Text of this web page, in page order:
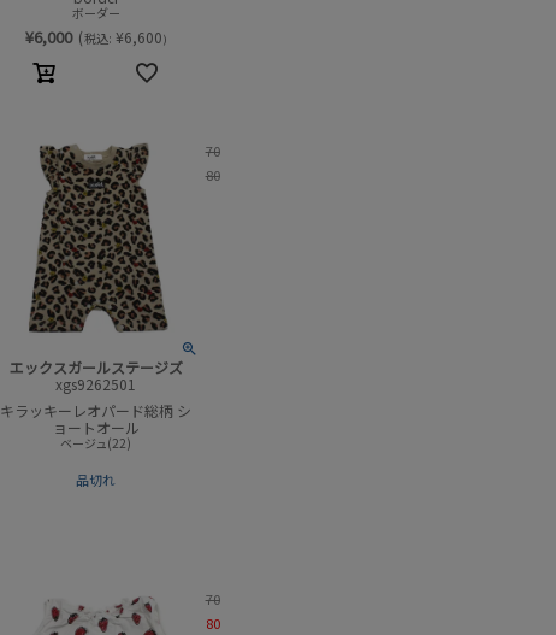
ボーダー
¥6,000 (税込: ¥6,600)
エックスガールステージズ
xgs9262501
キラッキーレオパード総柄 シ
ョートオール
ベージュ(22)
品切れ
70
80
70
80